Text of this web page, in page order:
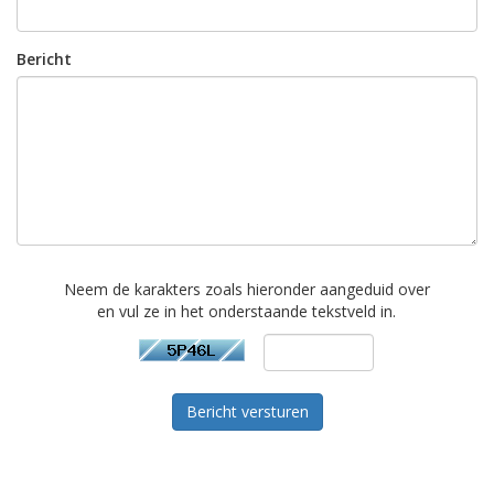
Bericht
Neem de karakters zoals hieronder aangeduid over
en vul ze in het onderstaande tekstveld in.
Bericht versturen